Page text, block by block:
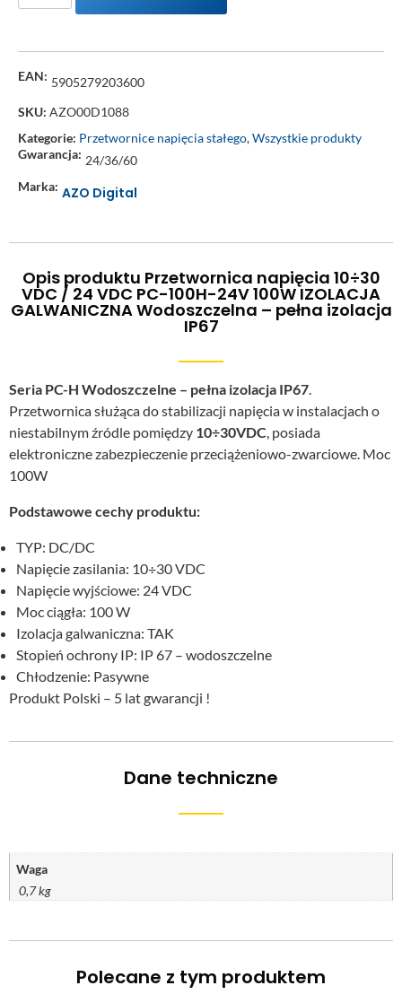
EAN: 5905279203600
SKU: AZO00D1088
Kategorie: Przetwornice napięcia stałego,Wszystkie produkty
Gwarancja: 24/36/60
Marka: AZO Digital
Opis produktu Przetwornica napięcia 10÷30
VDC / 24 VDC PC-100H-24V 100W IZOLACJA
GALWANICZNA Wodoszczelna – pełna izolacja
IP67
Seria PC-H Wodoszczelne – pełna izolacja IP67
Przetwornica służąca do stabilizacji napięcia w instalacjach o
niestabilnym źródle pomiędzy 10÷30VDC , posiada
elektroniczne zabezpieczenie przeciążeniowo-zwarciowe. Moc
100W
Podstawowe cechy produktu:
TYP: DC/DC
Napięcie zasilania: 10÷30 VDC
Napięcie wyjściowe: 24 VDC
Moc ciągła: 100 W
Izolacja galwaniczna: TAK
Stopień ochrony IP: IP 67 – wodoszczelne
Chłodzenie: Pasywne
Produkt Polski – 5 lat gwarancji !
Dane techniczne
Waga
0,7 kg
Polecane z tym produktem